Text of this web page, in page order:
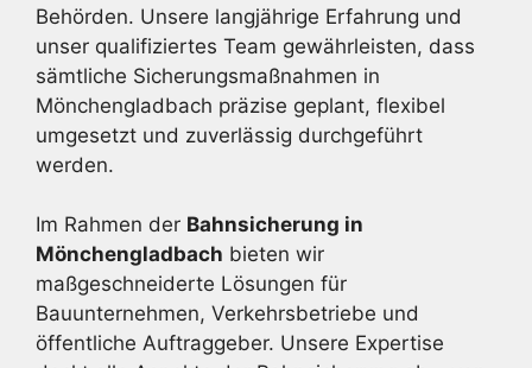
Behörden. Unsere langjährige Erfahrung und
unser qualifiziertes Team gewährleisten, dass
sämtliche Sicherungsmaßnahmen in
Mönchengladbach präzise geplant, flexibel
umgesetzt und zuverlässig durchgeführt
werden.
Im Rahmen der Bahnsicherung in
Mönchengladbach bieten wir
maßgeschneiderte Lösungen für
Bauunternehmen, Verkehrsbetriebe und
öffentliche Auftraggeber. Unsere Expertise